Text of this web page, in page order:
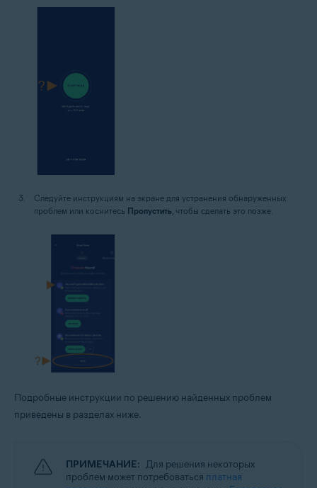
Следуйте инструкциям на экране для устранения обнаруженных
проблем или коснитесь Пропустить , чтобы сделать это позже.
Подробные инструкции по решению найденных проблем
приведены в разделах ниже.
ПРИМЕЧАНИЕ: Для решения некоторых
проблем может потребоваться платная